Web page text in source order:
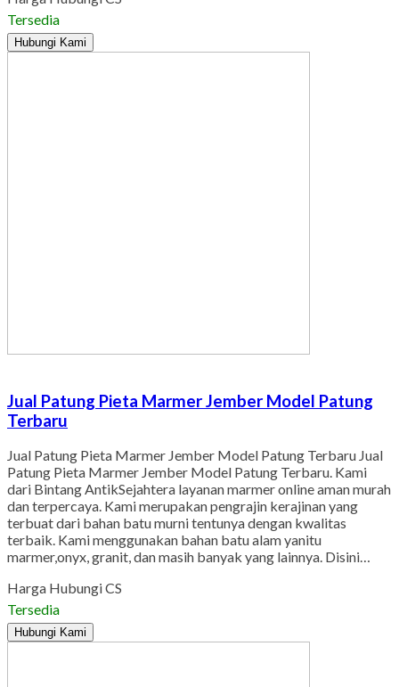
Tersedia
Hubungi Kami
Jual Patung Pieta Marmer Jember Model Patung
Terbaru
Jual Patung Pieta Marmer Jember Model Patung Terbaru Jual
Patung Pieta Marmer Jember Model Patung Terbaru. Kami
dari Bintang AntikSejahtera layanan marmer online aman murah
dan terpercaya. Kami merupakan pengrajin kerajinan yang
terbuat dari bahan batu murni tentunya dengan kwalitas
terbaik. Kami menggunakan bahan batu alam yanitu
marmer,onyx, granit, dan masih banyak yang lainnya. Disini…
Harga Hubungi CS
Tersedia
Hubungi Kami